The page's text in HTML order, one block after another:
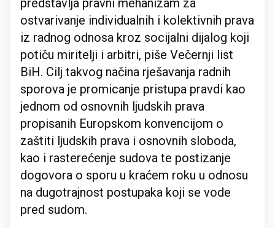
predstavlja pravni mehanizam za
ostvarivanje individualnih i kolektivnih prava
iz radnog odnosa kroz socijalni dijalog koji
potiču miritelji i arbitri, piše Večernji list
BiH. Cilj takvog načina rješavanja radnih
sporova je promicanje pristupa pravdi kao
jednom od osnovnih ljudskih prava
propisanih Europskom konvencijom o
zaštiti ljudskih prava i osnovnih sloboda,
kao i rasterećenje sudova te postizanje
dogovora o sporu u kraćem roku u odnosu
na dugotrajnost postupaka koji se vode
pred sudom.